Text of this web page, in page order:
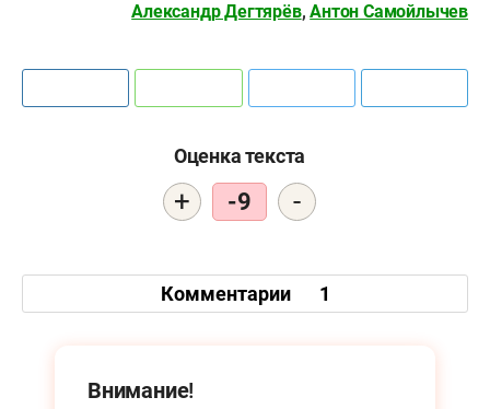
Александр Дегтярёв,Антон Самойлычев
Оценка текста
+ -9 -
Комментарии 1
Внимание!